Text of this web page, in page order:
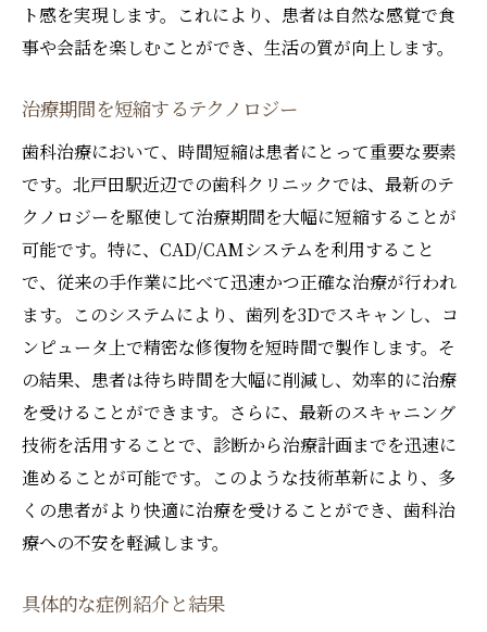
ト感を実現します。これにより、患者は自然な感覚で食
事や会話を楽しむことができ、生活の質が向上します。
治療期間を短縮するテクノロジー
歯科治療において、時間短縮は患者にとって重要な要素
です。北戸田駅近辺での歯科クリニックでは、最新のテ
クノロジーを駆使して治療期間を大幅に短縮することが
可能です。特に、CAD/CAMシステムを利用すること
で、従来の手作業に比べて迅速かつ正確な治療が行われ
ます。このシステムにより、歯列を3Dでスキャンし、コ
ンピュータ上で精密な修復物を短時間で製作します。そ
の結果、患者は待ち時間を大幅に削減し、効率的に治療
を受けることができます。さらに、最新のスキャニング
技術を活用することで、診断から治療計画までを迅速に
進めることが可能です。このような技術革新により、多
くの患者がより快適に治療を受けることができ、歯科治
療への不安を軽減します。
具体的な症例紹介と結果